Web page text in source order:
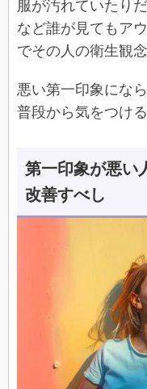
服が汚れていたり
など誰が見てもア
でその人の衛生観
悪い第一印象にな
普段から気をつけ
第一印象が悪い
改善すべし